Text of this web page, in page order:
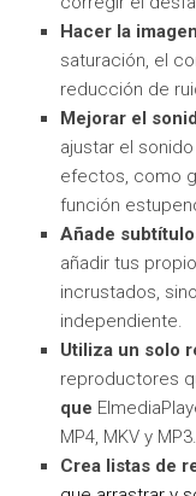
Hacer la
saturación, el
reducción de
Mejorar el
ajustar el
efectos, como
función
Añade
añadir tus
incrustados,
independiente.
Utiliza un solo
reproductores
que
MP4, MKV y MP3.
Crea listas de